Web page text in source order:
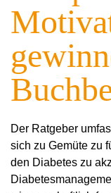
Der Ratgeber
sich zu Gemüte zu
den Diabetes zu